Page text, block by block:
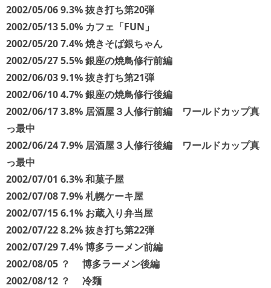
2002/05/06 9.3% 抜き打ち第20弾
2002/05/13 5.0% カフェ「FUN」
2002/05/20 7.4% 焼きそば銀ちゃん
2002/05/27 5.5% 銀座の焼鳥修行前編
2002/06/03 9.1% 抜き打ち第21弾
2002/06/10 4.7% 銀座の焼鳥修行後編
2002/06/17 3.8% 居酒屋３人修行前編 ワールドカップ真
っ最中
2002/06/24 7.9% 居酒屋３人修行後編 ワールドカップ真
っ最中
2002/07/01 6.3% 和菓子屋
2002/07/08 7.9% 札幌ケーキ屋
2002/07/15 6.1% お蔵入り弁当屋
2002/07/22 8.2% 抜き打ち第22弾
2002/07/29 7.4% 博多ラーメン前編
2002/08/05 ？ 博多ラーメン後編
2002/08/12 ？ 冷麺